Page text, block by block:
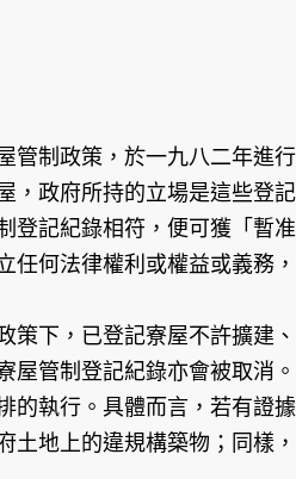
管制政策，於一九八二年進
，政府所持的立場是這些登
登記紀錄相符，便可獲「暫
任何法律權利或權益或義務
策下，已登記寮屋不許擴建
屋管制登記紀錄亦會被取消
的執行。具體而言，若有證
土地上的違規構築物；同樣